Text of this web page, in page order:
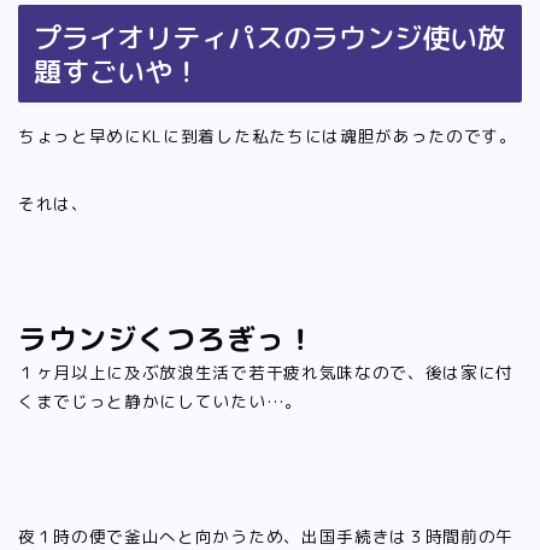
プライオリティパスのラウンジ使い放
題すごいや！
ちょっと早めにKLに到着した私たちには魂胆があったのです。
それは、
ラウンジくつろぎっ！
１ヶ月以上に及ぶ放浪生活で若干疲れ気味なので、後は家に付
くまでじっと静かにしていたい…。
夜１時の便で釜山へと向かうため、出国手続きは３時間前の午